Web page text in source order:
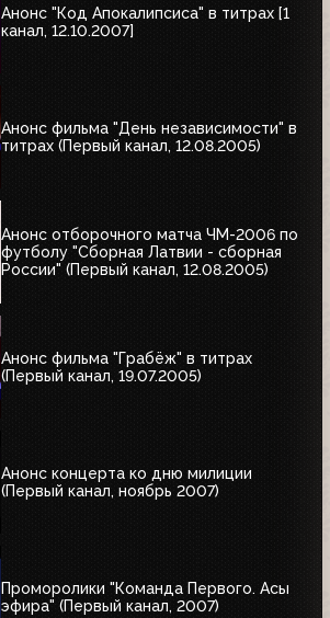
Анонс "Код Апокалипсиса" в титрах [1
канал, 12.10.2007]
Анонс фильма "День независимости" в
титрах (Первый канал, 12.08.2005)
Анонс отборочного матча ЧМ-2006 по
футболу "Сборная Латвии - сборная
России" (Первый канал, 12.08.2005)
Анонс фильма "Грабёж" в титрах
(Первый канал, 19.07.2005)
Анонс концерта ко дню милиции
(Первый канал, ноябрь 2007)
Проморолики "Команда Первого. Асы
эфира" (Первый канал, 2007)